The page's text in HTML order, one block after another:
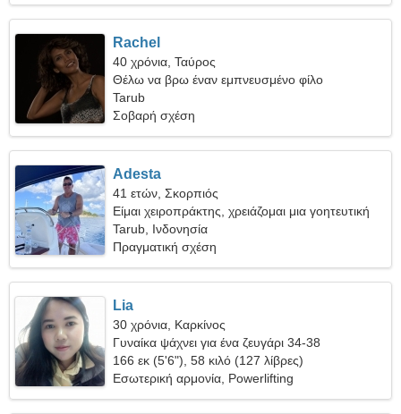
Rachel
40 χρόνια, Ταύρος
Θέλω να βρω έναν εμπνευσμένο φίλο
Tarub
Σοβαρή σχέση
Adesta
41 ετών, Σκορπιός
Είμαι χειροπράκτης, χρειάζομαι μια γοητευτική
γυναίκα
Tarub, Ινδονησία
Πραγματική σχέση
Lia
30 χρόνια, Καρκίνος
Γυναίκα ψάχνει για ένα ζευγάρι 34-38
166 εκ (5'6"), 58 κιλό (127 λίβρες)
Εσωτερική αρμονία, Powerlifting